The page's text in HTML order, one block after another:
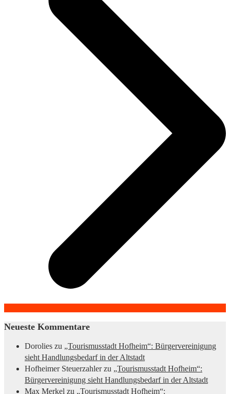
Neueste Kommentare
Dorolies zu „Tourismusstadt Hofheim“: Bürgervereinigung
sieht Handlungsbedarf in der Altstadt
Hofheimer Steuerzahlerzu „Tourismusstadt Hofheim“:
Bürgervereinigung sieht Handlungsbedarf in der Altstadt
Max Merkel zu „Tourismusstadt Hofheim“: